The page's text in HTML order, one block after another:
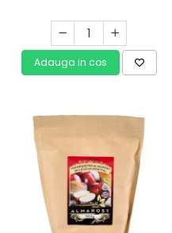
Adauga in cos